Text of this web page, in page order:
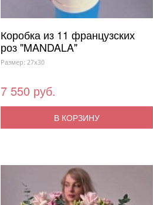
Коробка из 11 французских
роз "MANDALA"
Размер: 27x30
7 550 руб.
В КОРЗИНУ